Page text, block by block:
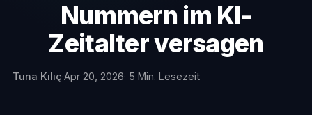
Nummern im KI-
Zeitalter versagen
Tuna Kılıç·Apr 20, 2026· 5 Min. Lesezeit